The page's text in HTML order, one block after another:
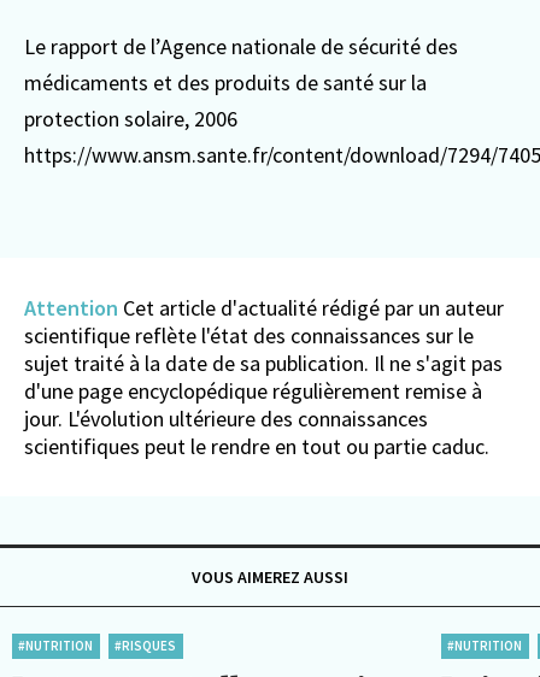
Le rapport de l’Agence nationale de sécurité des
médicaments et des produits de santé sur la
protection solaire, 2006
https://www.ansm.sante.fr/content/download/7294/
Attention Cet article d'actualité rédigé par un auteur
scientifique reflète l'état des connaissances sur le
sujet traité à la date de sa publication. Il ne s'agit pas
d'une page encyclopédique régulièrement remise à
jour. L'évolution ultérieure des connaissances
scientifiques peut le rendre en tout ou partie caduc.
VOUS AIMEREZ AUSSI
#NUTRITION #RISQUES #NUTRITION